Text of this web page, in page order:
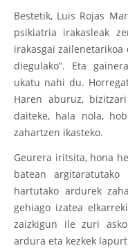
Bestetik, Luis Rojas
psikiatria irakasleak
irakasgai
diegulako”. Eta
ukatu nahi du.
Haren aburuz,
daiteke, hala nola,
zahartzen ikasteko.
Geurera iritsita, hona
batean
hartutako ardurek
gehiago izatea
zaizkigun ile zuri
ardura eta kezkek